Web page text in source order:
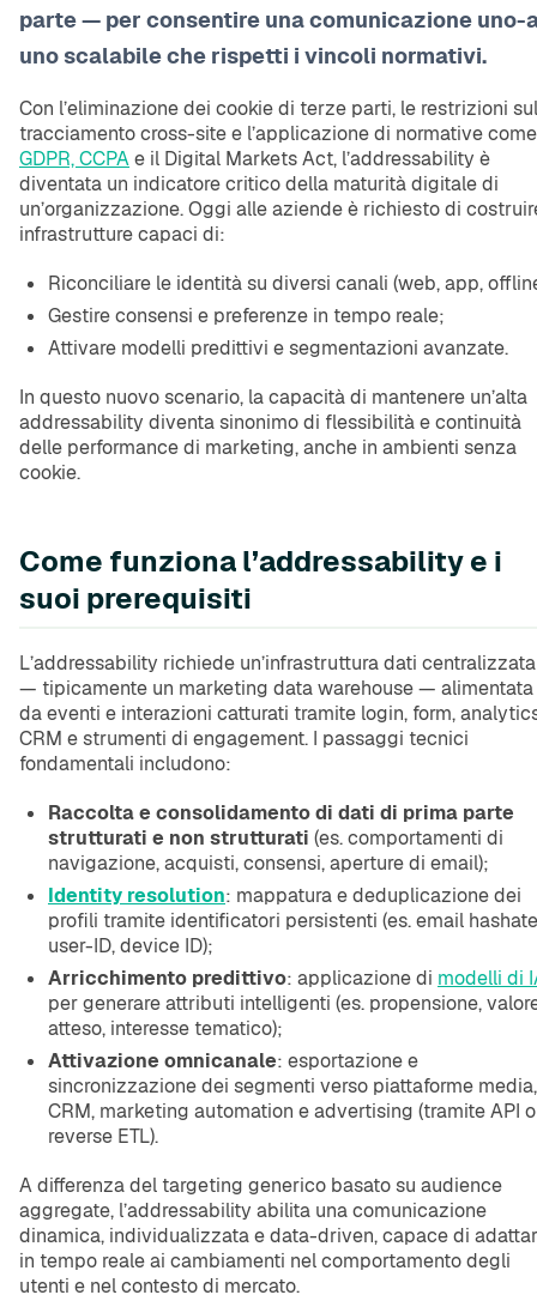
parte — per consentire una comunicazione uno-
uno scalabile che rispetti i vincoli normativi.
Con l’eliminazione dei cookie di terze parti, le restrizioni sul
tracciamento cross-site e l’applicazione di normative come
GDPR, CCPAe il Digital Markets Act, l’addressability è
diventata un indicatore critico della maturità digitale di
un’organizzazione. Oggi alle aziende è richiesto di
infrastrutture capaci di:
Riconciliare le identità su diversi canali (web, app,
Gestire consensi e preferenze in tempo reale;
Attivare modelli predittivi e segmentazioni avanzate.
In questo nuovo scenario, la capacità di mantenere un’alta
addressability diventa sinonimo di flessibilità e continuità
delle performance di marketing, anche in ambienti senza
cookie.
Come funziona l’addressability e i
suoi prerequisiti
L’addressability richiede un’infrastruttura dati centralizzata
— tipicamente un marketing data warehouse — alimentata
da eventi e interazioni catturati tramite login, form,
CRM e strumenti di engagement. I passaggi tecnici
fondamentali includono:
Raccolta e consolidamento di dati di prima parte
strutturati e non strutturati (es. comportamenti di
navigazione, acquisti, consensi, aperture di email);
Identity resolution: mappatura e deduplicazione dei
profili tramite identificatori persistenti (es. email
user-ID, device ID);
Arricchimento predittivo: applicazione di modelli di
per generare attributi intelligenti (es. propensione,
atteso, interesse tematico);
Attivazione omnicanale: esportazione e
sincronizzazione dei segmenti verso piattaforme media,
CRM, marketing automation e advertising (tramite API o
reverse ETL).
A differenza del targeting generico basato su audience
aggregate, l’addressability abilita una comunicazione
dinamica, individualizzata e data-driven, capace di
in tempo reale ai cambiamenti nel comportamento degli
utenti e nel contesto di mercato.